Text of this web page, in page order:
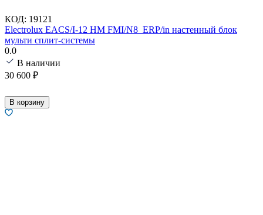
КОД: 19121
Electrolux EACS/I-12 HM FMI/N8_ERP/in настенный блок
мульти сплит-системы
0.0
В наличии
30 600 ₽
В корзину